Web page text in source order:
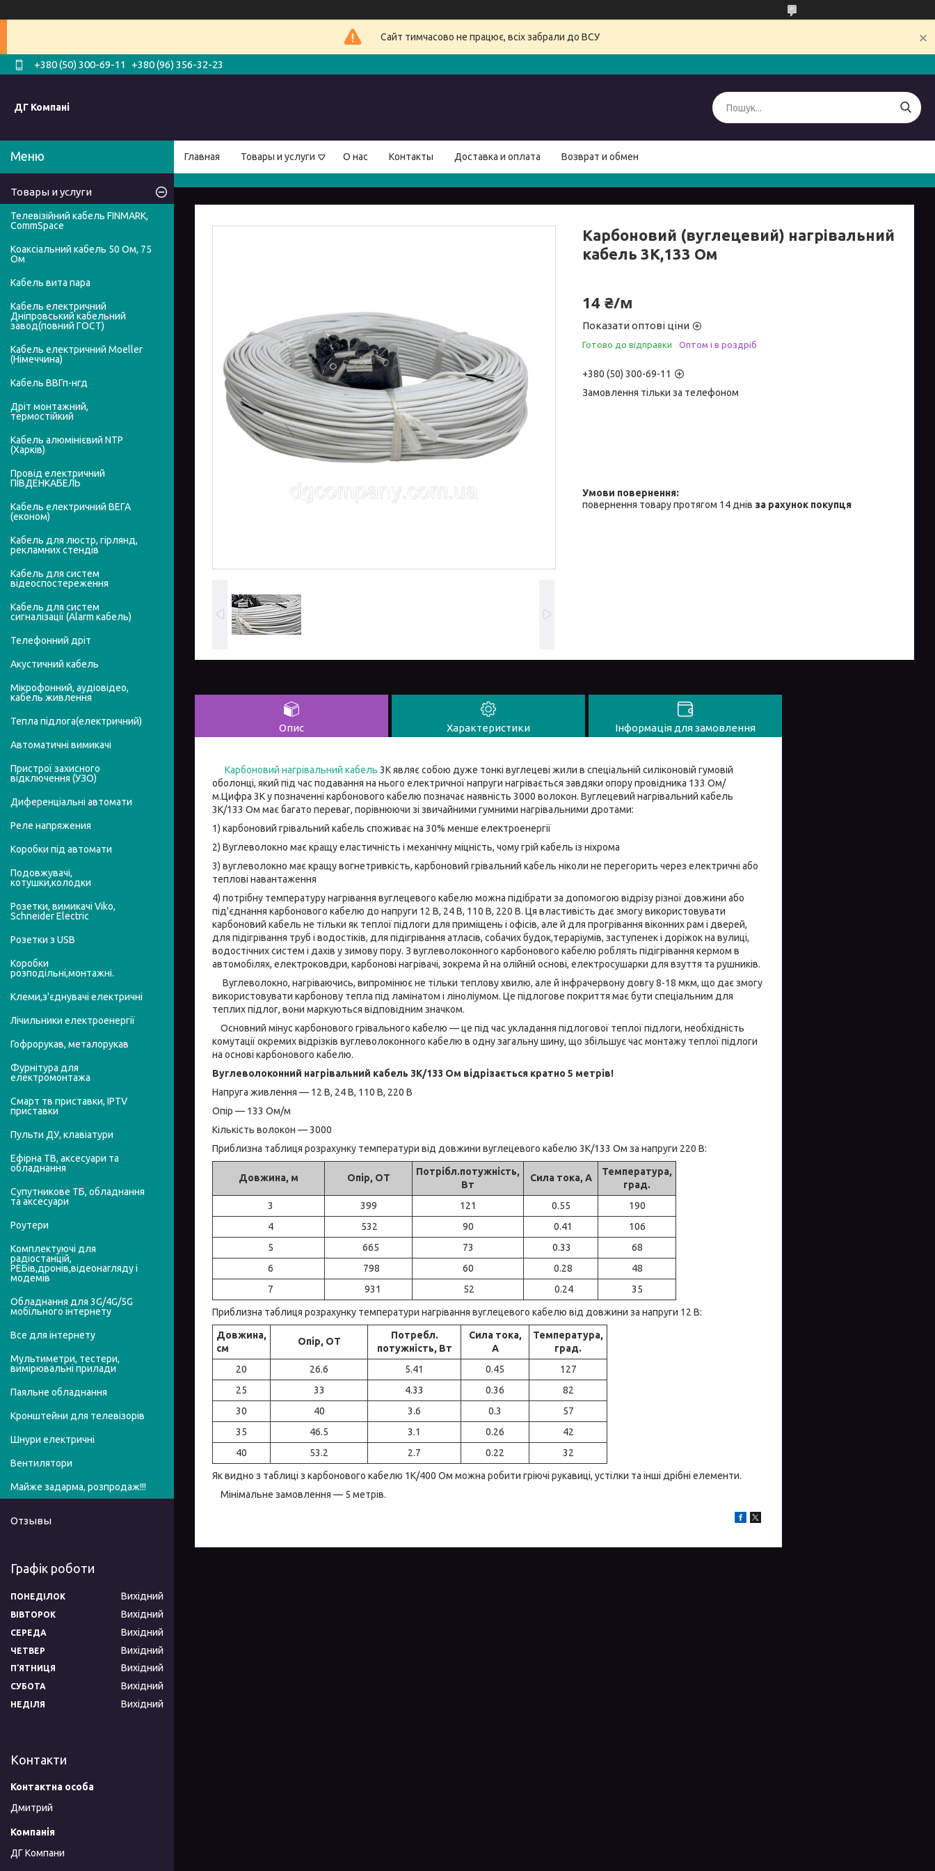
Сайт тимчасово не працює, всіх забрали до ВСУ
+380 (50) 300-69-11 +380 (96) 356-32-23
ДГ Компані
Главная Товары и услуги О нас Контакты Доставка и оплата Возврат и обмен
Карбоновий (вуглецевий) нагрівальний
кабель 3К,133 Ом
14 ₴/м
Показати оптові ціни
Готово до відправки Оптом і в роздріб
+380 (50) 300-69-11
Замовлення тільки за телефоном
повернення товару протягом 14 днів за рахунок покупця
Опис Характеристики Інформація для замовлення
Карбоновий нагрівальний кабель 3К являє собою дуже тонкі вуглецеві жили в спеціальній силіконовій гумовій
оболонці, який під час подавання на нього електричної напруги нагрівається завдяки опору провідника 133 Ом/
м.Цифра 3К у позначенні карбонового кабелю позначає наявність 3000 волокон. Вуглецевий нагрівальний кабель
3К/133 Ом має багато переваг, порівнюючи зі звичайними гумними нагрівальними дротами:
1) карбоновий грівальний кабель споживає на 30% менше електроенергії
2) Вуглеволокно має кращу еластичність і механічну міцність, чому грій кабель із ніхрома
3) вуглеволокно має кращу вогнетривкість, карбоновий грівальний кабель ніколи не перегорить через електричні або
теплові навантаження
4) потрібну температуру нагрівання вуглецевого кабелю можна підібрати за допомогою відрізу різної довжини або
під'єднання карбонового кабелю до напруги 12 В, 24 В, 110 В, 220 В. Ця властивість дає змогу використовувати
карбоновий кабель не тільки як теплої підлоги для приміщень і офісів, але й для прогрівання віконних рам і дверей,
для підігрівання труб і водостіків, для підігрівання атласів, собачих будок,тераріумів, заступенек і доріжок на вулиці,
водостічних систем і дахів у зимову пору. З вуглеволоконного карбонового кабелю роблять підігрівання кермом в
автомобілях, електроковдри, карбонові нагрівачі, зокрема й на олійній основі, електросушарки для взуття та рушників.
Вуглеволокно, нагріваючись, випромінює не тільки теплову хвилю, але й інфрачервону довгу 8-18 мкм, що дає змогу
використовувати карбонову тепла під ламінатом і ліноліумом. Це підлогове покриття має бути спеціальним для
теплих підлог, вони маркуються відповідним значком.
Основний мінус карбонового грівального кабелю — це під час укладання підлогової теплої підлоги, необхідність
комутації окремих відрізків вуглеволоконного кабелю в одну загальну шину, що збільшує час монтажу теплої підлоги
на основі карбонового кабелю.
Вуглеволоконний нагрівальний кабель 3К/133 Ом відрізається кратно 5 метрів!
Напруга живлення — 12 В, 24 В, 110 В, 220 В
Опір — 133 Ом/м
Кількість волокон — 3000
Приблизна таблиця розрахунку температури від довжини вуглецевого кабелю 3К/133 Ом за напруги 220 В:
Довжина, м Опір, ОТ
Потрібл.потужність,
Вт
Сила тока, А
Температура,
град.
3
399 121 0.55
190
4
532 90 0.41
106
5
665 73 0.33
68
6
798 60 0.28
48
7
931 52 0.24 35
Приблизна таблиця розрахунку температури нагрівання вуглецевого кабелю від довжини за напруги 12 В:
Довжина,
см
Опір, ОТ
Потребл.
потужність, Вт
Сила тока,
А
Температура,
град.
20
26.6 5.41 0.45
127
25
33 4.33 0.36
82
30
40 3.6 0.3
57
35
46.5 3.1 0.26
42
40
53.2 2.7 0.22 32
Як видно з таблиці з карбонового кабелю 1К/400 Ом можна робити гріючі рукавиці, устілки та інші дрібні елементи.
Мінімальне замовлення — 5 метрів.
Товары и услуги
Телевізійний кабель FINMARK,
CommSpace
Коаксіальний кабель 50 Ом, 75
Ом
Кабель вита пара
Кабель електричний
Дніпровський кабельний
завод(повний ГОСТ)
Кабель електричний Moeller
(Німеччина)
Кабель ВВГп-нгд
Дріт монтажний,
термостійкий
Кабель алюмінієвий NTP
(Харків)
Провід електричний
ПІВДЕНКАБЕЛЬ
Кабель електричний ВЕГА
(економ)
Кабель для люстр, гірлянд,
рекламних стендів
Кабель для систем
відеоспостереження
Кабель для систем
сигналізації (Alarm кабель)
Телефонний дріт
Акустичний кабель
Мікрофонний, аудіовідео,
кабель живлення
Тепла підлога(електричний)
Автоматичні вимикачі
Пристрої захисного
відключення (УЗО)
Диференціальні автомати
Реле напряжения
Коробки під автомати
Подовжувачі,
котушки,колодки
Розетки, вимикачі Viko,
Schneider Electric
Розетки з USB
Коробки
розподільні,монтажні.
Клеми,з'єднувачі електричні
Лічильники електроенергії
Гофрорукав, металорукав
Фурнітура для
електромонтажа
Смарт тв приставки, IPTV
приставки
Пульти ДУ, клавіатури
Ефірна ТВ, аксесуари та
обладнання
Супутникове ТБ, обладнання
та аксесуари
Роутери
Комплектуючі для
радіостанцій,
РЕБів,дронів,відеонагляду і
модемів
Обладнання для 3G/4G/5G
мобільного інтернету
Все для інтернету
Мультиметри, тестери,
вимірювальні прилади
Паяльне обладнання
Кронштейни для телевізорів
Шнури електричні
Вентилятори
Майже задарма, розпродаж!!!
Отзывы
Графік роботи
ПОНЕДІЛОК Вихідний
ВІВТОРОК Вихідний
СЕРЕДА Вихідний
ЧЕТВЕР Вихідний
ПʼЯТНИЦЯ Вихідний
СУБОТА Вихідний
НЕДІЛЯ Вихідний
Контакти
Дмитрий
ДГ Компани